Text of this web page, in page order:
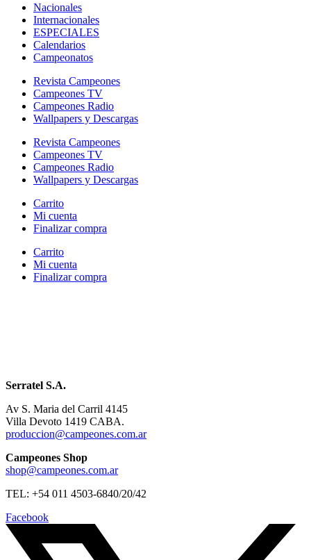
Nacionales
Internacionales
ESPECIALES
Calendarios
Campeonatos
Revista Campeones
Campeones TV
Campeones Radio
Wallpapers y Descargas
Revista Campeones
Campeones TV
Campeones Radio
Wallpapers y Descargas
Carrito
Mi cuenta
Finalizar compra
Carrito
Mi cuenta
Finalizar compra
Serratel S.A.
Av S. Maria del Carril 4145
Villa Devoto 1419 CABA.
produccion@campeones.com.ar
Campeones Shop
shop@campeones.com.ar
TEL: +54 011 4503-6840/20/42
Facebook